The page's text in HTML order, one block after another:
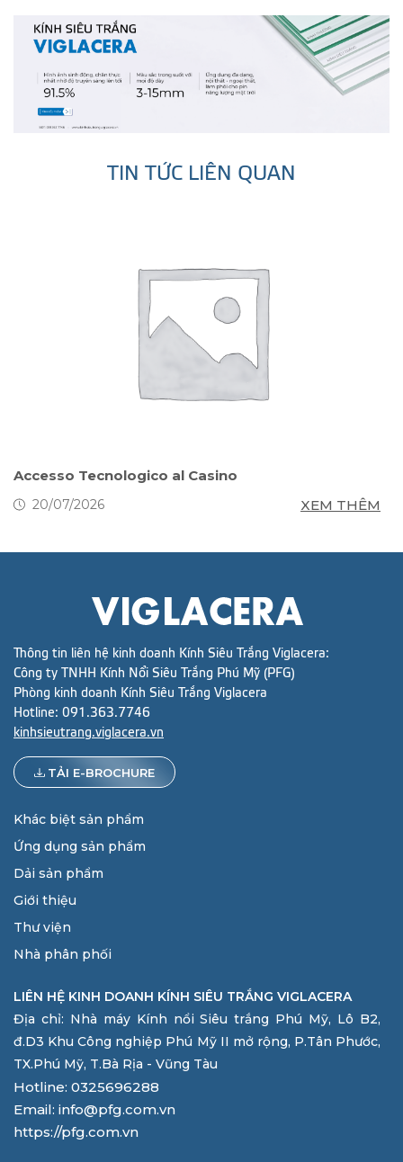
TIN TỨC LIÊN QUAN
Accesso Tecnologico al Casino
20/07/2026 XEM THÊM
Thông tin liên hệ kinh doanh Kính Siêu Trắng Viglacera:
Công ty TNHH Kính Nổi Siêu Trắng Phú Mỹ (PFG)
Phòng kinh doanh Kính Siêu Trắng Viglacera
Hotline: 091.363.7746
kinhsieutrang.viglacera.vn
TẢI E-BROCHURE
Khác biệt sản phẩm
Ứng dụng sản phẩm
Dải sản phẩm
Giới thiệu
Thư viện
Nhà phân phối
LIÊN HỆ KINH DOANH KÍNH SIÊU TRẮNG VIGLACERA
Địa chỉ: Nhà máy Kính nổi Siêu trắng Phú Mỹ, Lô B2,
đ.D3 Khu Công nghiệp Phú Mỹ II mở rộng, P.Tân Phước,
TX.Phú Mỹ, T.Bà Rịa - Vũng Tàu
Hotline: 0325696288
Email: info@pfg.com.vn
https://pfg.com.vn